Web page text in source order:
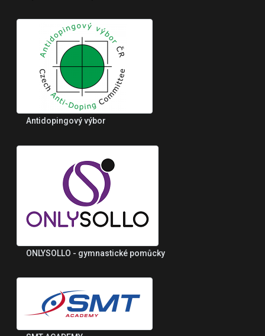
Antidopingový výbor
ONLYSOLLO - gymnastické pomůcky